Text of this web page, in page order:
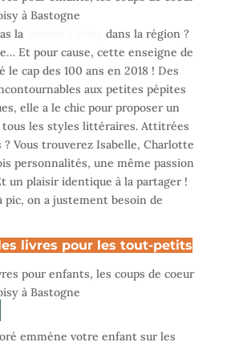
la
dans la région ?
Et pour cause, cette enseigne de
le cap des 100 ans en 2018 ! Des
aux petites pépites
elle a le chic pour proposer un
tous les styles littéraires. Attitrées
Vous trouverez Isabelle, Charlotte
personnalités, une même passion
un plaisir identique à la partager !
pic, on a justement besoin de
livres pour les tout-petits
emmène votre enfant sur les